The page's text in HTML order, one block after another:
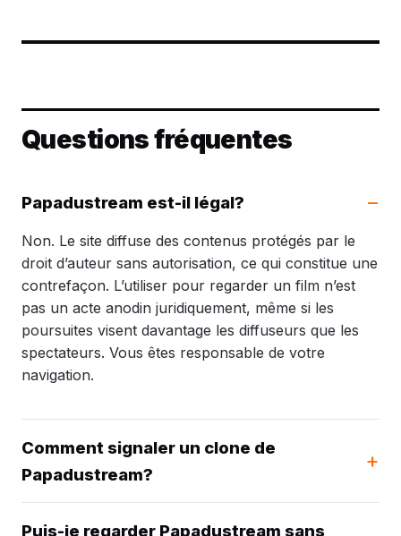
Questions fréquentes
Papadustream est-il légal?
Non. Le site diffuse des contenus protégés par le
droit d’auteur sans autorisation, ce qui constitue une
contrefaçon. L’utiliser pour regarder un film n’est
pas un acte anodin juridiquement, même si les
poursuites visent davantage les diffuseurs que les
spectateurs. Vous êtes responsable de votre
navigation.
Comment signaler un clone de
Papadustream?
Puis-je regarder Papadustream sans